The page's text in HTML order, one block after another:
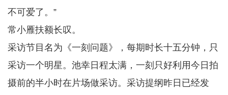
不可爱了。”
常小雁扶额长叹。
采访节目名为《一刻问题》，每期时长十五分钟，只
采访一个明星。池幸日程太满，一刻只好利用今日拍
摄前的半小时在片场做采访。采访提纲昨日已经发